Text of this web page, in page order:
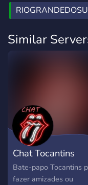
Similar
Chat Tocantins
Bate-papo Tocantins
fazer amizades ou